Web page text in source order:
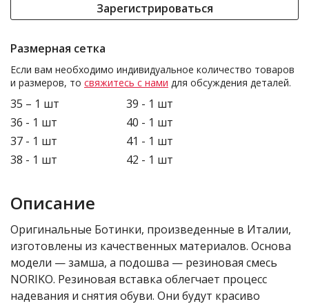
Зарегистрироваться
Размерная сетка
Если вам необходимо индивидуальное количество товаров
и размеров, то свяжитесь с нами для обсуждения деталей.
35 – 1 шт
36 - 1 шт
37 - 1 шт
38 - 1 шт
39 - 1 шт
40 - 1 шт
41 - 1 шт
42 - 1 шт
Описание
Оригинальные Ботинки, произведенные в Италии,
изготовлены из качественных материалов. Основа
модели — замша, а подошва — резиновая смесь
NORIKO. Резиновая вставка облегчает процесс
надевания и снятия обуви. Они будут красиво